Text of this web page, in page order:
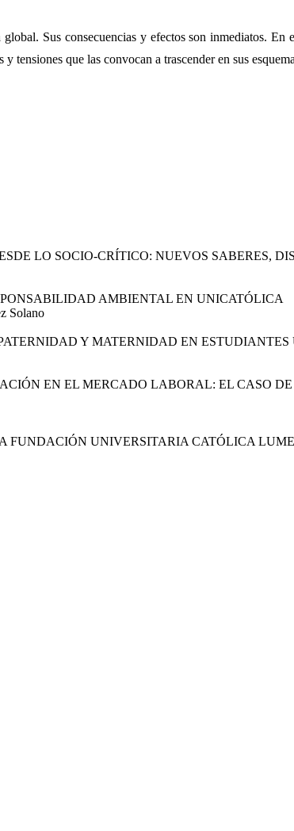
Sus consecuencias y efectos son inmediatos.
tensiones que las convocan a trascender en sus
LO SOCIO-CRÍTICO: NUEVOS SABERES,
AMBIENTAL EN UNICATÓLICA
Solano
Y MATERNIDAD EN ESTUDIANTES
EN EL MERCADO LABORAL: EL CASO
FUNDACIÓN UNIVERSITARIA CATÓLICA